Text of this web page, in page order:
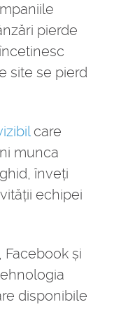
pierde
site se pierd
care
munca
înveți
echipei
și
disponibile